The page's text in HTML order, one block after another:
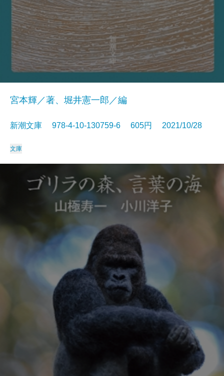
宮本輝／著、堀井憲一郎／編
新潮文庫 978-4-10-130759-6 605円 2021/10/28
文庫